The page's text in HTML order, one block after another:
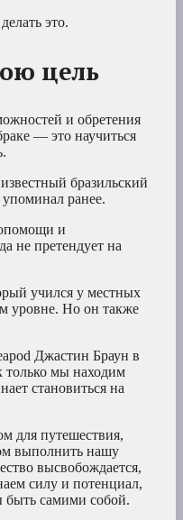
это.
цель
и обретения
— это научиться
бразильский
ранее.
и
не претендует на
учился у местных
уровне. Но он также
Джастин Браун в
мы находим
становиться на
для путешествия,
выполнить нашу
высвобождается,
силу и потенциал,
самими собой.